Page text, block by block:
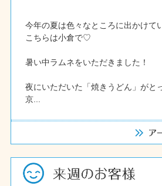
今年の夏は色々なところに出かけて
こちらは小倉で♡
暑い中ラムネをいただきました！
夜にいただいた「焼きうどん」がと
京...